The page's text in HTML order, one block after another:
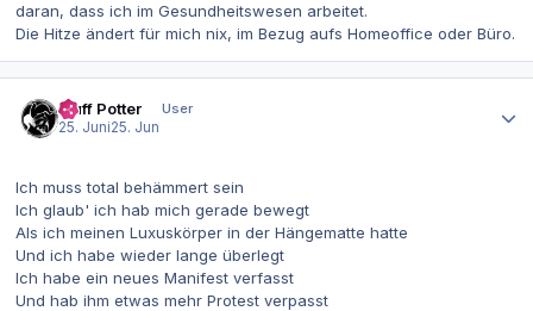
daran, dass ich im Gesundheitswesen arbeitet.
Die Hitze ändert für mich nix, im Bezug aufs Homeoffice oder Büro.
Muff Potter
User
25. Juni25. Jun
Ich muss total behämmert sein
Ich glaub' ich hab mich gerade bewegt
Als ich meinen Luxuskörper in der Hängematte hatte
Und ich habe wieder lange überlegt
Ich habe ein neues Manifest verfasst
Und hab ihm etwas mehr Protest verpasst